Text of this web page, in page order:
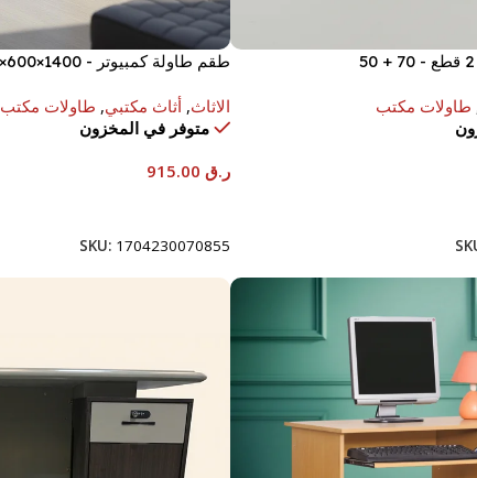
طاولات مكتب
طقم طاولة كمبيوتر - 1400×600×750 مم
الاثاث, أثاث مكتبي, طاولات مكتب
متوفر في المخزون
ر.ق
SKU: 1704230070855